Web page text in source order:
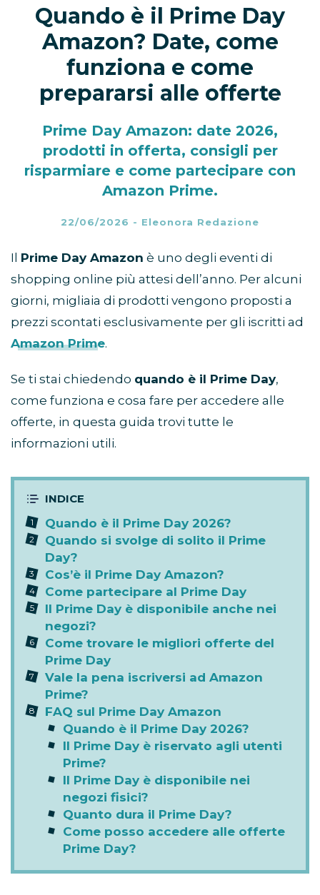
Quando è il Prime Day
Amazon? Date, come
funziona e come
prepararsi alle offerte
Prime Day Amazon: date 2026,
prodotti in offerta, consigli per
risparmiare e come partecipare con
Amazon Prime.
22/06/2026 - Eleonora Redazione
Il Prime Day Amazon è uno degli eventi di
shopping online più attesi dell’anno. Per alcuni
giorni, migliaia di prodotti vengono proposti a
prezzi scontati esclusivamente per gli iscritti ad
Amazon Prime.
Se ti stai chiedendo quando è il Prime Day,
come funziona e cosa fare per accedere alle
offerte, in questa guida trovi tutte le
informazioni utili.
Quando è il Prime Day 2026?
Quando si svolge di solito il Prime
Day?
Cos’è il Prime Day Amazon?
Come partecipare al Prime Day
Il Prime Day è disponibile anche nei
negozi?
Come trovare le migliori offerte del
Prime Day
Vale la pena iscriversi ad Amazon
Prime?
FAQ sul Prime Day Amazon
Quando è il Prime Day 2026?
Il Prime Day è riservato agli utenti
Prime?
Il Prime Day è disponibile nei
negozi fisici?
Quanto dura il Prime Day?
Come posso accedere alle offerte
Prime Day?